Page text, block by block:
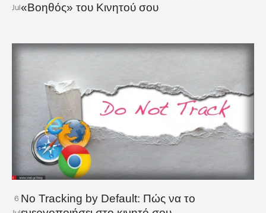
Jul«Βοηθός» του Κινητού σου
6 No Tracking by Default: Πώς να το